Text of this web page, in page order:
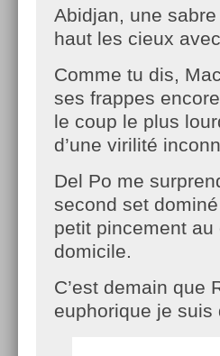
Abidjan, une
haut les cieux
Comme tu dis,
ses frappes
le coup le plus
d’une virilité
Del Po me
second set
petit pincement au
domicile.
C’est demain que
euphorique je